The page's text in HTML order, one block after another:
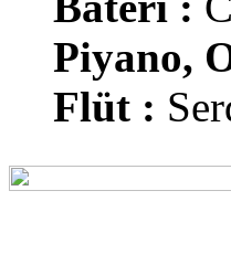
Piyano,
Flüt :